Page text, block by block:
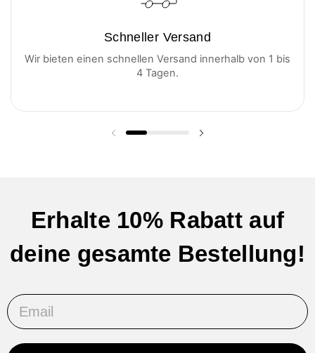
Schneller Versand
Wir bieten einen schnellen Versand innerhalb von 1 bis
4 Tagen.
Vorherige Folie Nächste Folie
Erhalte 10% Rabatt auf
deine gesamte Bestellung!
Email